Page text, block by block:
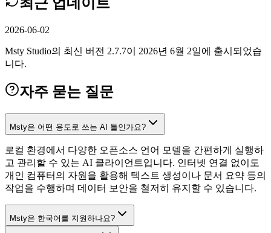
2026-06-02
Msty Studio의 최신 버전 2.7.7이 2026년 6월 2일에 출시되었습
니다.
자주 묻는 질문
Msty은 어떤 용도로 쓰는 AI 툴인가요?
로컬 환경에서 다양한 오픈소스 언어 모델을 간편하게 실행하
고 관리할 수 있는 AI 클라이언트입니다. 인터넷 연결 없이도
개인 컴퓨터의 자원을 활용해 텍스트 생성이나 문서 요약 등의
작업을 수행하며 데이터 보안을 철저히 유지할 수 있습니다.
Msty은 한국어를 지원하나요?